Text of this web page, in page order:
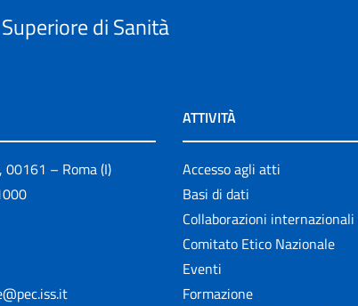
di Sanità
00161 – Roma (I)
ATTIVITÀ
Accesso agli atti
Basi di dati
Collaborazioni internazionali
Comitato Etico Nazionale
Eventi
Formazione